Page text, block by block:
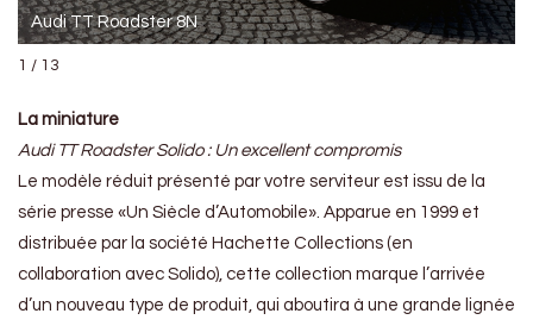
Audi TT Roadster 8N
1 / 13
La miniature
Audi TT Roadster Solido : Un excellent compromis
Le modèle réduit présenté par votre serviteur est issu de la
série presse «Un Siècle d’Automobile». Apparue en 1999 et
distribuée par la société Hachette Collections (en
collaboration avec Solido), cette collection marque l’arrivée
d’un nouveau type de produit, qui aboutira à une grande lignée